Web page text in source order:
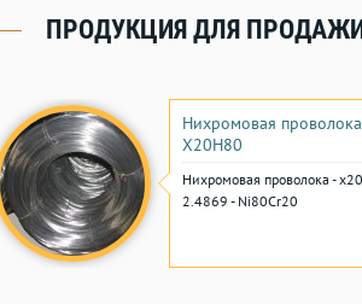
ПРОДУКЦИЯ ДЛЯ
Нихромовая проволока
Х20Н80
Нихромовая проволока -
2.4869 - Ni80Cr20